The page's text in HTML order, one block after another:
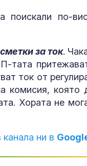
по-
за ток.
тата
ток от
комисия, която
Хората не
ни в